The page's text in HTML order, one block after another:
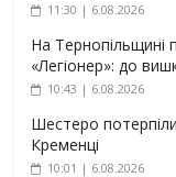
11:30 | 6.08.2026
На Тернопільщині
«Легіонер»: до
10:43 | 6.08.2026
Шестеро
Кременці
10:01 | 6.08.2026